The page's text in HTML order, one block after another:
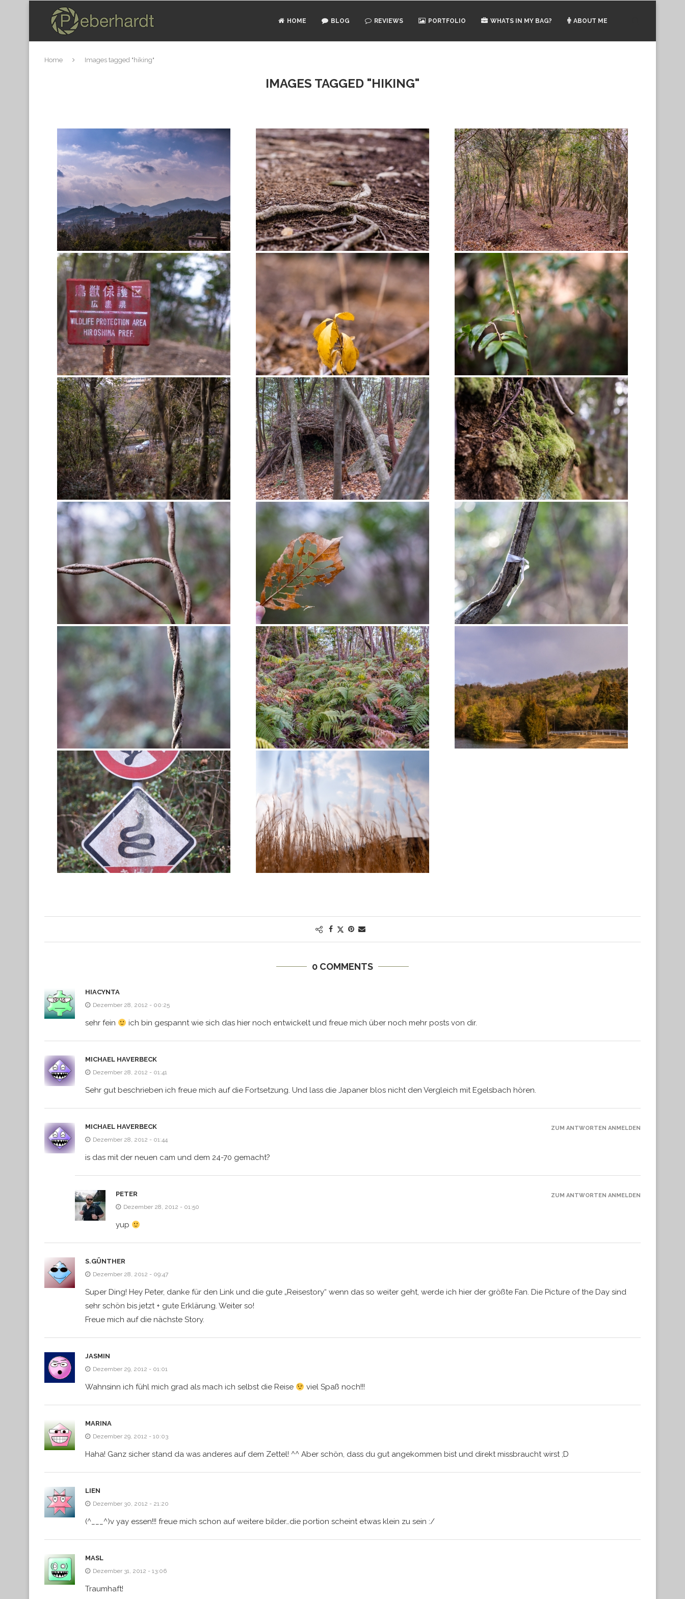
HOME BLOG REVIEWS PORTFOLIO WHATS IN MY BAG? ABOUT ME
Home Images tagged "hiking"
IMAGES TAGGED "HIKING"
0 COMMENTS
HIACYNTA
Dezember 28, 2012 - 00:25
sehr fein ich bin gespannt wie sich das hier noch entwickelt und freue mich über noch mehr posts von dir.
MICHAEL HAVERBECK
Dezember 28, 2012 - 01:41
Sehr gut beschrieben ich freue mich auf die Fortsetzung. Und lass die Japaner blos nicht den Vergleich mit Egelsbach hören.
MICHAEL HAVERBECK
Dezember 28, 2012 - 01:44
is das mit der neuen cam und dem 24-70 gemacht?
ZUM ANTWORTEN ANMELDEN
PETER
Dezember 28, 2012 - 01:50
yup
ZUM ANTWORTEN ANMELDEN
S.GÜNTHER
Dezember 28, 2012 - 09:47
Super Ding! Hey Peter, danke für den Link und die gute „Reisestory“ wenn das so weiter geht, werde ich hier der größte Fan. Die Picture of the Day sind
sehr schön bis jetzt + gute Erklärung. Weiter so!
Freue mich auf die nächste Story.
JASMIN
Dezember 29, 2012 - 01:01
Wahnsinn ich fühl mich grad als mach ich selbst die Reise viel Spaß noch!!!
MARINA
Dezember 29, 2012 - 10:03
Haha! Ganz sicher stand da was anderes auf dem Zettel! ^^ Aber schön, dass du gut angekommen bist und direkt missbraucht wirst ;D
LIEN
Dezember 30, 2012 - 21:20
(^___^)v yay essen!!! freue mich schon auf weitere bilder…die portion scheint etwas klein zu sein :/
MASL
Dezember 31, 2012 - 13:06
Traumhaft!